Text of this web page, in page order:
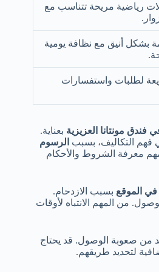
رياضية مريحة تتناسب مع
أنيق مع نظافة يومية
لطلبات واستفسارات
فندق مونتانا العزيزية بعناية.
التكاليف، بسبب الرسوم
معرفة الشروط والأحكام
الموقع بسبب الازدحام.
من المهم الانتباه لأوقات
من صعوبة الوصول. قد يحتاج
لتحديد طريقهم.